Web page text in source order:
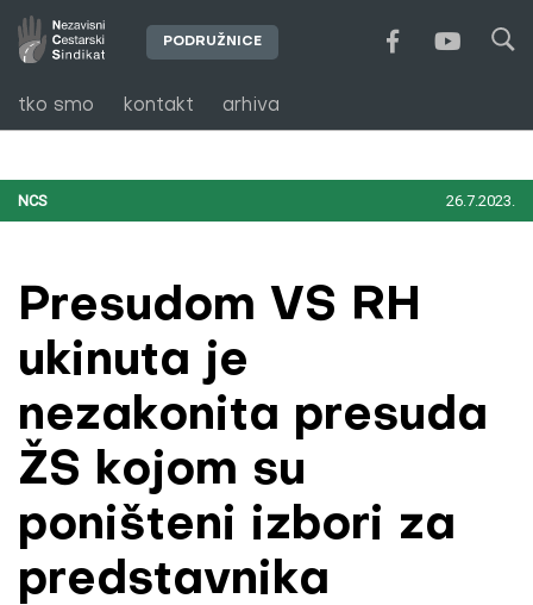
tko smo kontakt arhiva
PODRUŽNICE
NCS 26.7.2023.
Presudom VS RH
ukinuta je
nezakonita presuda
ŽS kojom su
poništeni izbori za
predstavnika